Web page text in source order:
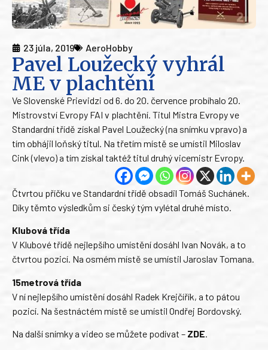
23 júla, 2019 AeroHobby
Pavel Loužecký vyhrál
ME v plachtění
Ve Slovenské Prievidzi od 6. do 20. července probíhalo 20.
Mistrovství Evropy FAI v plachtění. Titul Mistra Evropy ve
Standardní třídě získal Pavel Loužecký (na snímku vpravo) a
tím obhájil loňský titul. Na třetím místě se umístil Miloslav
Cink (vlevo) a tím získal taktéž titul druhý vicemistr Evropy.
Čtvrtou příčku ve Standardní třídě obsadil Tomáš Suchánek.
Díky těmto výsledkům si český tým vylétal druhé místo.
Klubová třída
V Klubové třídě nejlepšího umístění dosáhl Ivan Novák, a to
čtvrtou pozicí. Na osmém místě se umístil Jaroslav Tomana.
15metrová třída
V ní nejlepšího umístění dosáhl Radek Krejčířík, a to pátou
pozicí. Na šestnáctém místě se umístil Ondřej Bordovský.
Na další snímky a video se můžete podívat – ZDE.